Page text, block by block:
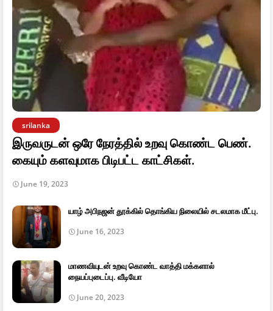
srilanka
இருவருடன் ஒரே நேரத்தில் உறவு கொண்ட பெண்.
கையும் களவுமாக பிடிபட்ட காட்சிகள்.
June 19, 2023
யாழ் அபிநஜன் தூக்கில் தொங்கிய நிலையில் சடலமாக மீட்பு.
June 16, 2023
மாணவியுடன் உறவு கொண்ட வாத்தி மக்களால்
நையப்புடைப்பு. வீடியோ
June 20, 2023